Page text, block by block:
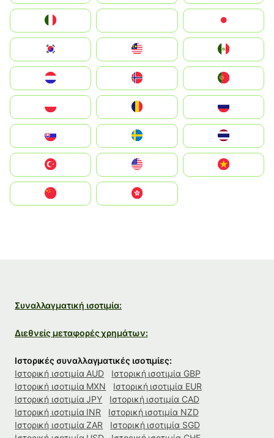
South Korea
United States
中國香港特別行政區
Συναλλαγματική ισοτιμία:
Διεθνείς μεταφορές χρημάτων:
Ιστορικές συναλλαγματικές ισοτιμίες:
Ιστορική ισοτιμία AUD
Ιστορική ισοτιμία GBP
Ιστορική ισοτιμία MXN
Ιστορική ισοτιμία EUR
Ιστορική ισοτιμία JPY
Ιστορική ισοτιμία CAD
Ιστορική ισοτιμία INR
Ιστορική ισοτιμία NZD
Ιστορική ισοτιμία ZAR
Ιστορική ισοτιμία SGD